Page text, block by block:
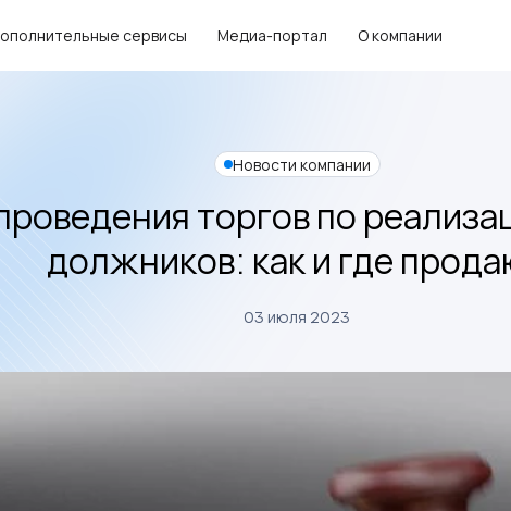
сервисы Медиа-портал О компании
Новости компании
торгов по
должников: как и где
03 июля 2023